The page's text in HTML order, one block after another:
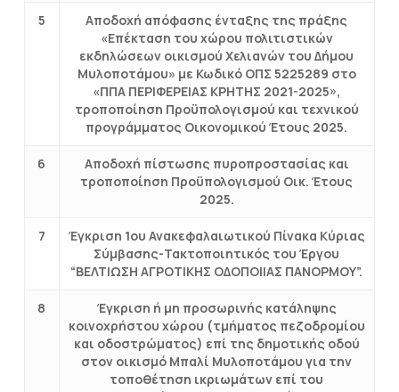
5
Αποδοχή απόφασης ένταξης της πράξης
«Επέκταση του χώρου πολιτιστικών
εκδηλώσεων οικισμού Χελιανών του Δήμου
Μυλοποτάμου» με Κωδικό ΟΠΣ 5225289 στο
«ΠΠΑ ΠΕΡΙΦΕΡΕΙΑΣ ΚΡΗΤΗΣ 2021-2025»,
τροποποίηση Προϋπολογισμού και τεχνικού
προγράμματος Οικονομικού Έτους 2025.
6
Αποδοχή πίστωσης πυροπροστασίας και
τροποποίηση Προϋπολογισμού Οικ. Έτους
2025.
7
Έγκριση 1ου Ανακεφαλαιωτικού Πίνακα Κύριας
Σύμβασης-Τακτοποιητικός του Έργου
“ΒΕΛΤΙΩΣΗ ΑΓΡΟΤΙΚΗΣ ΟΔΟΠΟΙΙΑΣ ΠΑΝΟΡΜΟΥ”.
8
Έγκριση ή μη προσωρινής κατάληψης
κοινοχρήστου χώρου (τμήματος πεζοδρομίου
και οδοστρώματος) επί της δημοτικής οδού
στον οικισμό Μπαλί Μυλοποτάμου για την
τοποθέτηση ικριωμάτων επί του